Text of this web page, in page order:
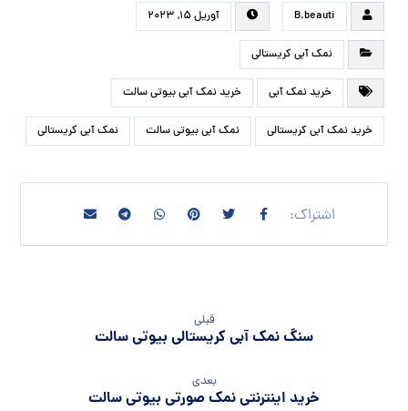
B.beauti آوریل ۱۵, ۲۰۲۳
نمک آبی کریستالی
خرید نمک آبی خرید نمک آبی بیوتی سالت
خرید نمک آبی کریستالی نمک آبی بیوتی سالت نمک آبی کریستالی
قبلی
سنگ نمک آبی کریستالی بیوتی سالت
بعدی
خرید اینترنتی نمک صورتی بیوتی سالت